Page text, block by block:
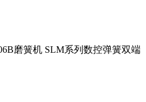
磨簧机 SLM系列数控弹簧双端